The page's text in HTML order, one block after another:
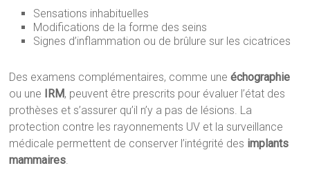
Sensations inhabituelles
Modifications de la forme des seins
Signes d’inflammation ou de brûlure sur les cicatrices
Des examens complémentaires, comme uneéchographie
ou une IRM, peuvent être prescrits pour évaluer l’état des
prothèses et s’assurer qu’il n’y a pas de lésions. La
protection contre les rayonnements UV et la surveillance
médicale permettent de conserver l’intégrité des implants
mammaires.